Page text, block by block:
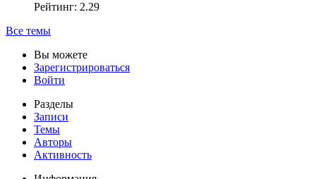
Рейтинг: 2.29
Все темы
Вы можете
Зарегистрироваться
Войти
Разделы
Записи
Темы
Авторы
Активность